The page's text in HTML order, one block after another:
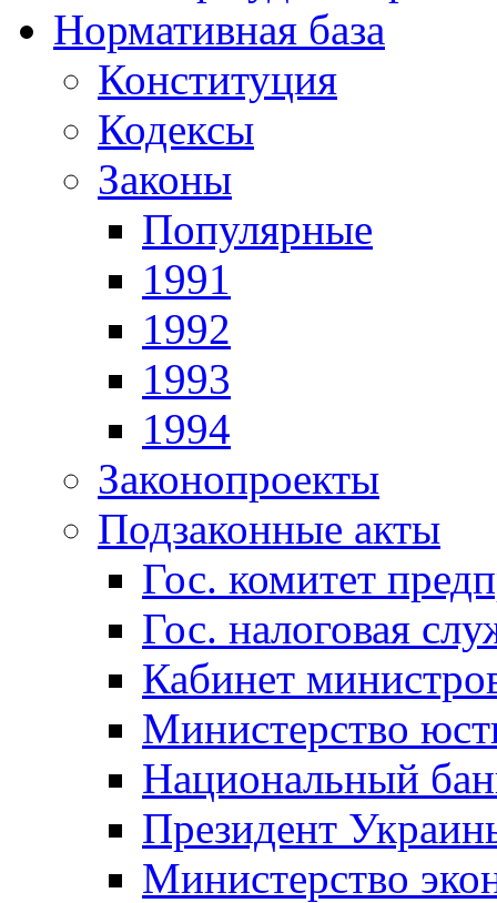
Нормативная база
Конституция
Кодексы
Законы
Популярные
1991
1992
1993
1994
Законопроекты
Подзаконные акты
Гос. комитет
Гос. налоговая
Кабинет
Министерство
Национальный
Президент
Министерство